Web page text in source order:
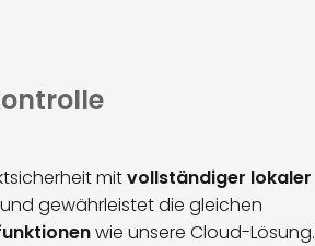
mitvollständiger lokaler
und gewährleistet die gleichen
wie unsere Cloud-Lösung.